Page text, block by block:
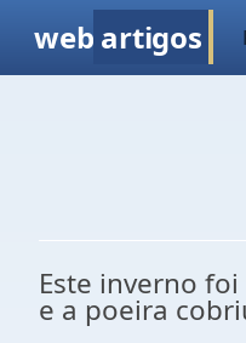
web artigos
Este inverno
e a poeira